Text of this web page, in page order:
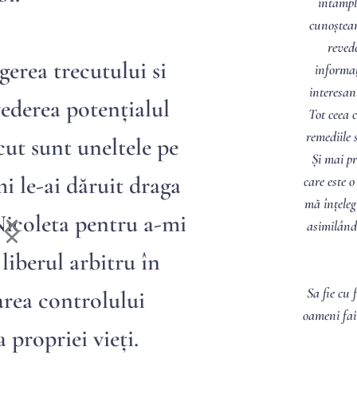
informațiile primite și am aflat multe lucruri
Tot ceea ce mi-a spus mi-a mers la suflet, dar și
remediile sugerate (îmi sunt dragi și folositoare).
Și mai presus de toate îmi este dragă Nicoleta,
care este o minune de om. Pe mine m-a ajutat, să
mă înțeleg mai bine și să-mi privesc viața diferit,
asimilând particularitățile ei. Recomand din tot
Sa fie cu folos și să ajungă la tine cat mai multi